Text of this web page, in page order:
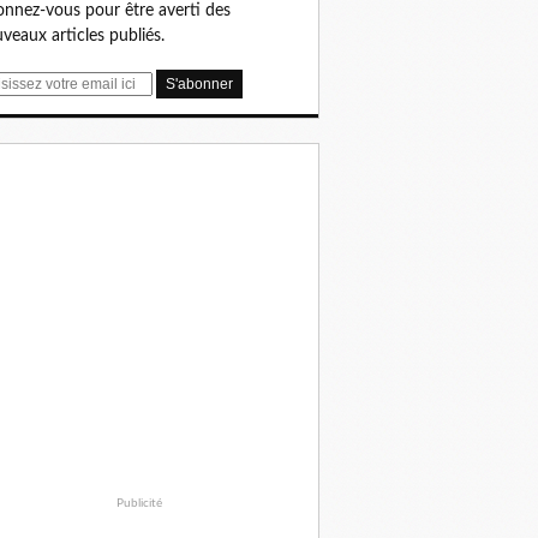
vous pour être averti des
articles publiés.
Publicité